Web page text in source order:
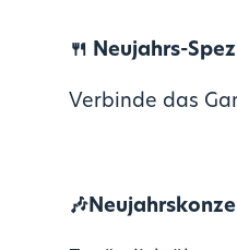
🍴 Neujahrs-
Verbinde das